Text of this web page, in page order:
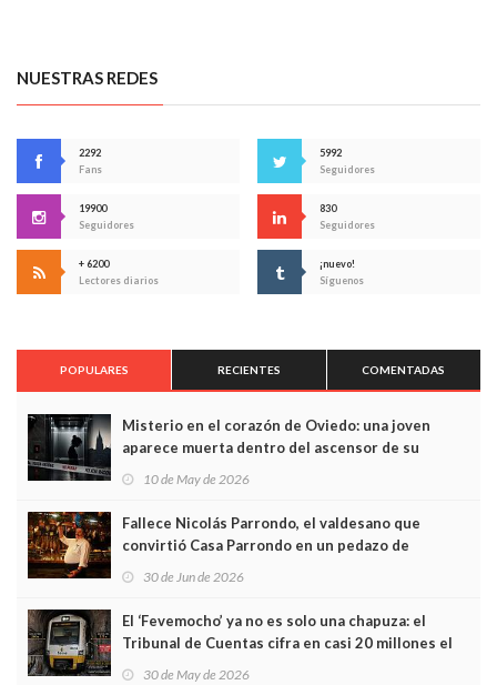
NUESTRAS REDES
2292
Fans
5992
Seguidores
19900
Seguidores
830
Seguidores
+ 6200
Lectores diarios
¡nuevo!
Síguenos
POPULARES RECIENTES COMENTADAS
Misterio en el corazón de Oviedo: una joven
aparece muerta dentro del ascensor de su
edificio y las cámaras captan sus últimos minutos
10 de May de 2026
Fallece Nicolás Parrondo, el valdesano que
convirtió Casa Parrondo en un pedazo de
Asturias en Madrid
30 de Jun de 2026
El ‘Fevemocho’ ya no es solo una chapuza: el
Tribunal de Cuentas cifra en casi 20 millones el
sobrecoste de los trenes que no cabían por los
30 de May de 2026